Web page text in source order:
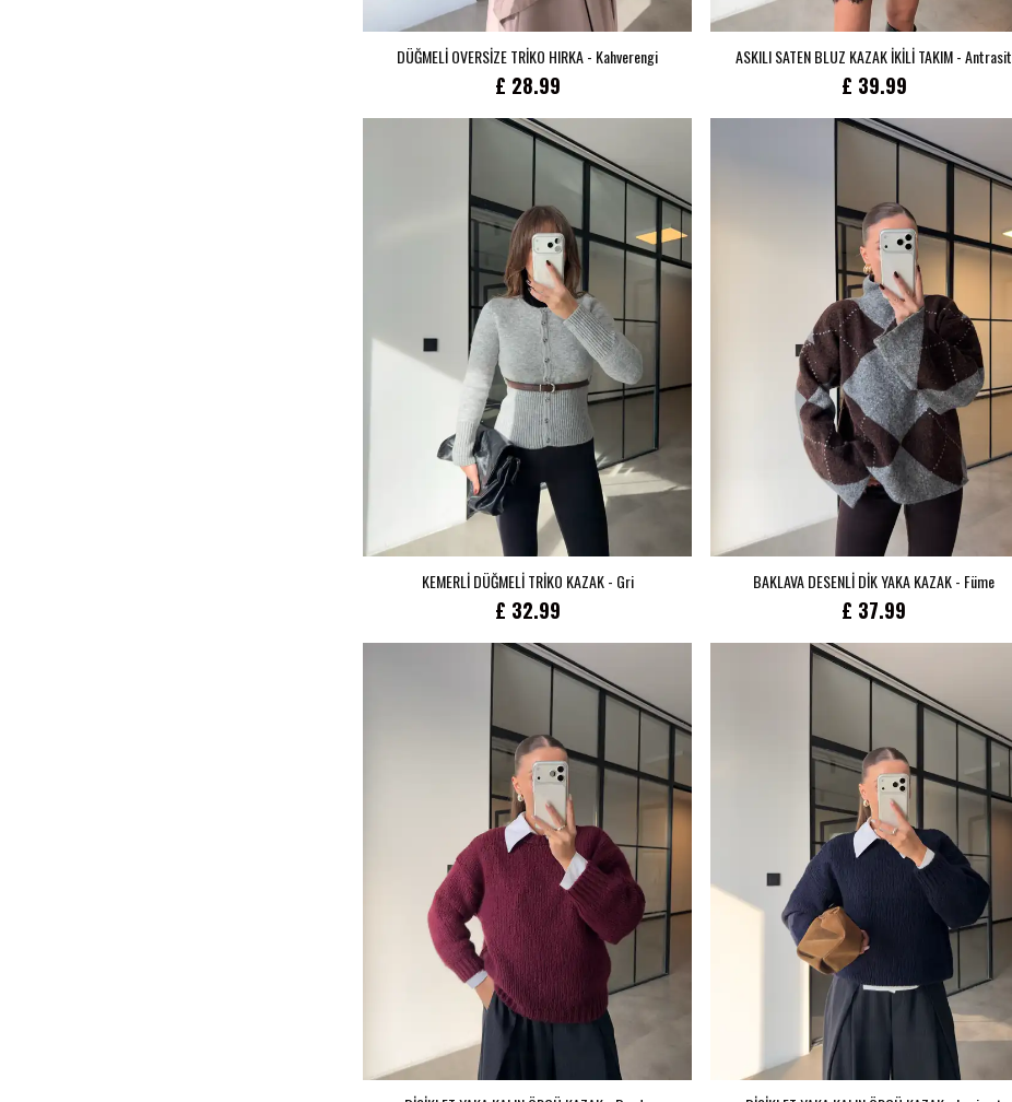
DÜĞMELİ OVERSİZE TRİKO HIRKA - Kahverengi
£ 28.99
ASKILI SATEN BLUZ KAZAK İKİLİ TAKIM - Antrasit
£ 39.99
KEMERLİ DÜĞMELİ TRİKO KAZAK - Gri
£ 32.99
BAKLAVA DESENLİ DİK YAKA KAZAK - Füme
£ 37.99